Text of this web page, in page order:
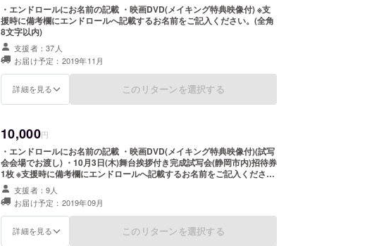
・エンドロールにお名前の記載 ・映画DVD(メイキング特典映像付) ※支
援時に備考欄にエンドロールへ記載するお名前をご記入ください。(全角
8文字以内)
支援者：37人
お届け予定：2019年11月
詳細を見る このリターンを選択する
10,000円
・エンドロールにお名前の記載 ・映画DVD(メイキング特典映像付)(試写
会会場でお渡し) ・10月3日(木)舞台挨拶付き完成試写会(静岡市内)招待券
1枚 ※支援時に備考欄にエンドロールへ記載するお名前をご記入くださ
い。(全角8文字以内) ※試写会後、来場されなかった方には順次発送いた
します。着払いとなります。
支援者：9人
お届け予定：2019年09月
詳細を見る このリターンを選択する